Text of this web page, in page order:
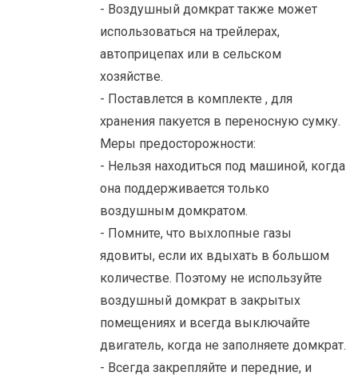
- Воздушный домкрат также может
использоваться на трейлерах,
автоприцепах или в сельском
хозяйстве.
- Поставлется в комплекте , для
хранения пакуется в переносную сумку.
Меры предосторожности:
- Нельзя находиться под машиной, когда
она поддерживается только
воздушным домкратом.
- Помните, что выхлопные газы
ядовиты, если их вдыхать в большом
количестве. Поэтому не используйте
воздушный домкрат в закрытых
помещениях и всегда выключайте
двигатель, когда не заполняете домкрат.
- Всегда закрепляйте и передние, и